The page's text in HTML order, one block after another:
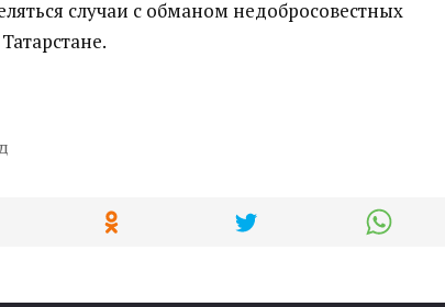
случаи с обманом недобросовестных